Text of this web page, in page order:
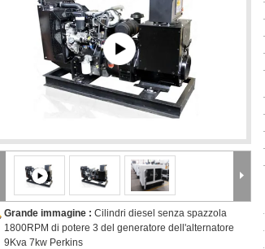
Grande immagine : Cilindri diesel senza spazzola
1800RPM di potere 3 del generatore dell'alternatore
9Kva 7kw Perkins